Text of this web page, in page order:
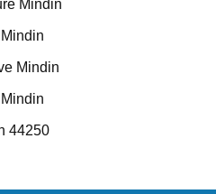
Mindin
Mindin
44250